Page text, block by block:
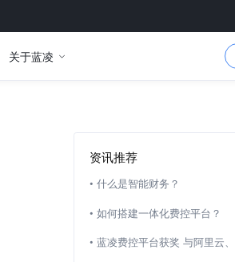
关于蓝凌
资讯推荐
• 什么是智能财务？
• 如何搭建一体化费控平台？
• 蓝凌费控平台获奖 与阿里云